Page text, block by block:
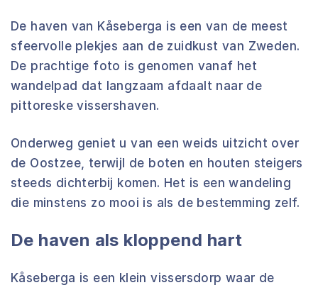
De haven van Kåseberga is een van de meest
sfeervolle plekjes aan de zuidkust van Zweden.
De prachtige foto is genomen vanaf het
wandelpad dat langzaam afdaalt naar de
pittoreske vissershaven.
Onderweg geniet u van een weids uitzicht over
de Oostzee, terwijl de boten en houten steigers
steeds dichterbij komen. Het is een wandeling
die minstens zo mooi is als de bestemming zelf.
De haven als kloppend hart
Kåseberga is een klein vissersdorp waar de